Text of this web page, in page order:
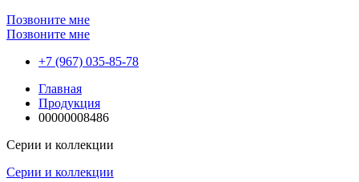
Позвоните мне
Позвоните мне
+7 (967) 035-85-78
Главная
Продукция
00000008486
Серии и коллекции
Серии и коллекции